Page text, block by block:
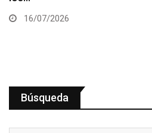
16/07/2026
Búsqueda